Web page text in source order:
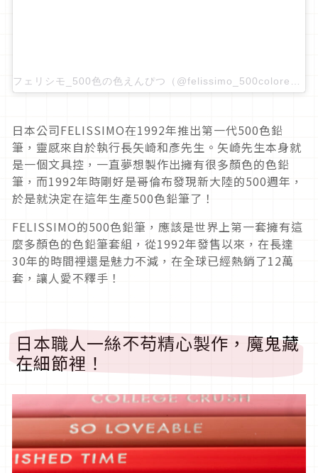
フェリシモ_500色の色えんぴつ（@felissimo_500coloredpencils）分享的貼文
日本公司FELISSIMO在1992年推出第一代500色鉛
筆，靈感來自於執行長矢崎和彥先生。矢崎先生本身就
是一個文具控，一直夢想製作出擁有很多顏色的色鉛
筆，而1992年時剛好是哥倫布發現新大陸的500週年，
於是就決定在這年生產500色鉛筆了！
FELISSIMO的500色鉛筆，應該是世界上第一套擁有這
麼多顏色的色鉛筆套組，從1992年發售以來，在長達
30年的時間裡還是魅力不減，在全球已經熱銷了12萬
套，讓人愛不釋手！
日本職人一絲不苟精心製作，魔鬼藏
在細節裡！